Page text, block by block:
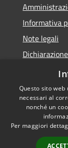
Informativa
Note legali
Accessibilità
Questo sito
necessari al
nonché un
Per maggiori